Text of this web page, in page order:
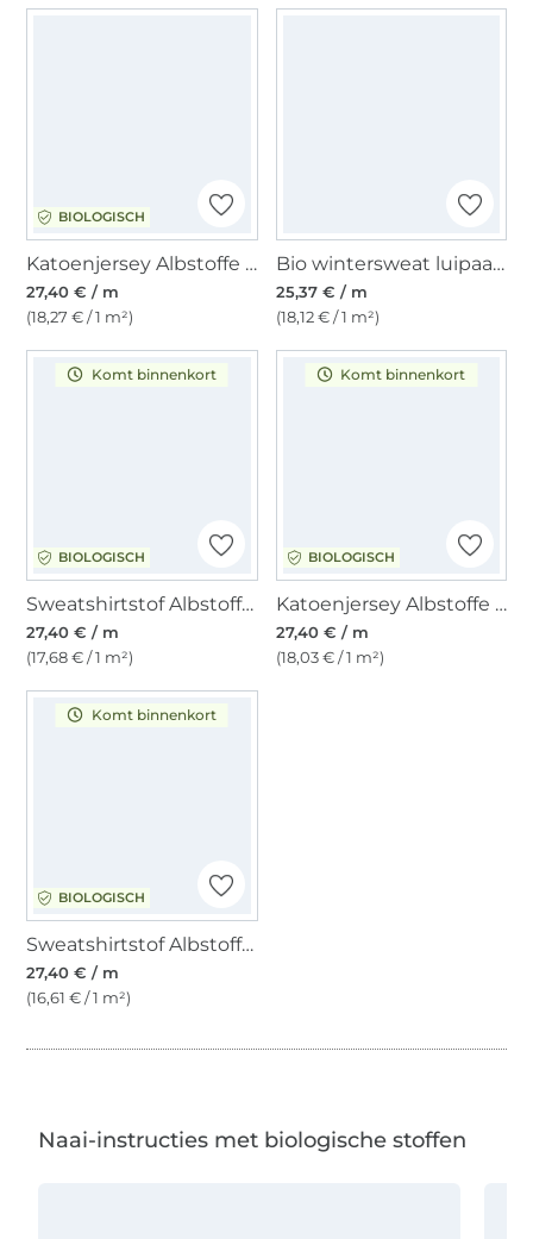
BIOLOGISCH
Katoenjersey Albstoffe Hamburger Liebe Queen of Hearts Royal Stripes, grijs
27,40 € / m
(18,27 € / 1 m²)
Bio wintersweat luipaard, olijfgroen
25,37 € / m
(18,12 € / 1 m²)
BIOLOGISCH
Komt binnenkort
Sweatshirtstof Albstoffe Hamburger Liebe Queens United Beautiful, marineblauw
27,40 € / m
(17,68 € / 1 m²)
BIOLOGISCH
Komt binnenkort
Katoenjersey Albstoffe Hamburger Liebe Wonderland Poppies, bordeauxrood
27,40 € / m
(18,03 € / 1 m²)
BIOLOGISCH
Komt binnenkort
Sweatshirtstof Albstoffe Hamburger Liebe SHINE - Flourish and Shine, marineblauw
27,40 € / m
(16,61 € / 1 m²)
Naai-instructies met biologische stoffen